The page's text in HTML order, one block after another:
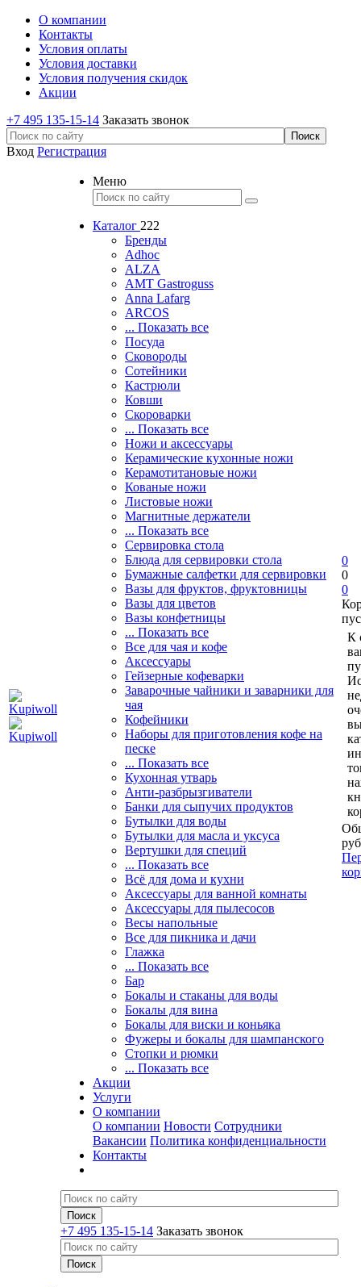
О компании
Контакты
Условия оплаты
Условия доставки
Условия получения скидок
Акции
+7 495 135-15-14 Заказать звонок
Вход Регистрация
Меню
Каталог 222
Бренды
Adhoc
ALZA
AMT Gastroguss
Anna Lafarg
ARCOS
... Показать все
Посуда
Сковороды
Сотейники
Кастрюли
Ковши
Скороварки
... Показать все
Ножи и аксессуары
Керамические кухонные ножи
Керамотитановые ножи
Кованые ножи
Листовые ножи
Магнитные держатели
... Показать все
Сервировка стола
Блюда для сервировки стола
Бумажные салфетки для сервировки
Вазы для фруктов, фруктовницы
Вазы для цветов
Вазы конфетницы
... Показать все
Все для чая и кофе
Аксессуары
Гейзерные кофеварки
Заварочные чайники и заварники для
чая
Кофейники
Наборы для приготовления кофе на
песке
... Показать все
Кухонная утварь
Анти-разбрызгиватели
Банки для сыпучих продуктов
Бутылки для воды
Бутылки для масла и уксуса
Вертушки для специй
... Показать все
Всё для дома и кухни
Аксессуары для ванной комнаты
Аксессуары для пылесосов
Весы напольные
Все для пикника и дачи
Глажка
... Показать все
Бар
Бокалы и стаканы для воды
Бокалы для вина
Бокалы для виски и коньяка
Фужеры и бокалы для шампанского
Стопки и рюмки
... Показать все
Акции
Услуги
О компании
О компании Новости Сотрудники
Вакансии Политика конфиденциальности
Контакты
+7 495 135-15-14 Заказать звонок
0
0
0
К